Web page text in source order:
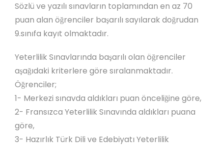
Sözlü ve yazılı sınavların toplamından en az 70
puan alan öğrenciler başarılı sayılarak doğrudan
9.sınıfa kayıt olmaktadır.
Yeterlilik Sınavlarında başarılı olan öğrenciler
aşağıdaki kriterlere göre sıralanmaktadır.
Öğrenciler;
1- Merkezi sınavda aldıkları puan önceliğine göre,
2- Fransızca Yeterlilik Sınavında aldıkları puana
göre,
3- Hazırlık Türk Dili ve Edebiyatı Yeterlilik